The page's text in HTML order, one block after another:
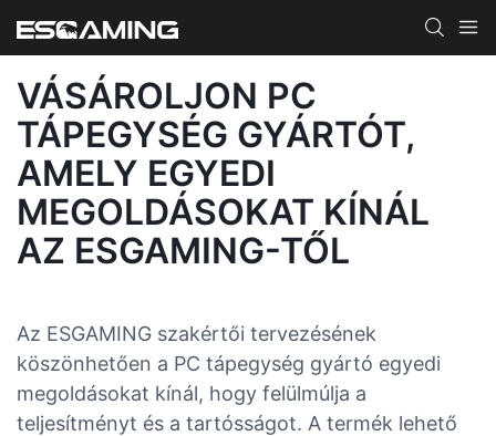
VÁSÁROLJON PC
TÁPEGYSÉG GYÁRTÓT,
AMELY EGYEDI
MEGOLDÁSOKAT KÍNÁL
AZ ESGAMING-TŐL
Az ESGAMING szakértői tervezésének
köszönhetően a PC tápegység gyártó egyedi
megoldásokat kínál, hogy felülmúlja a
teljesítményt és a tartósságot. A termék lehető